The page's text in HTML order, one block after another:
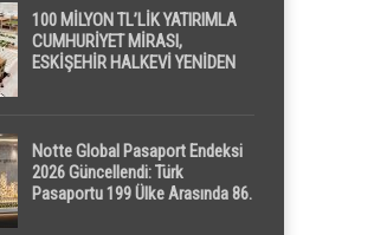
100 MİLYON TL’LİK YATIRIMLA
CUMHURİYET MİRASI,
ESKİŞEHİR HALKEVİ YENİDEN
Notte Global Pasaport Endeksi
2026 Güncellendi: Türk
Pasaportu 199 Ülke Arasında 86.